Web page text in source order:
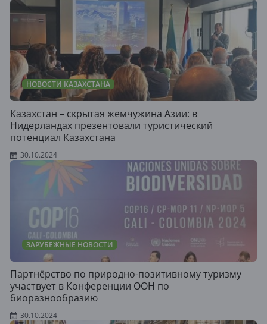
НОВОСТИ КАЗАХСТАНА
Казахстан – скрытая жемчужина Азии: в
Нидерландах презентовали туристический
потенциал Казахстана
30.10.2024
ЗАРУБЕЖНЫЕ НОВОСТИ
Партнёрство по природно-позитивному туризму
участвует в Конференции ООН по
биоразнообразию
30.10.2024